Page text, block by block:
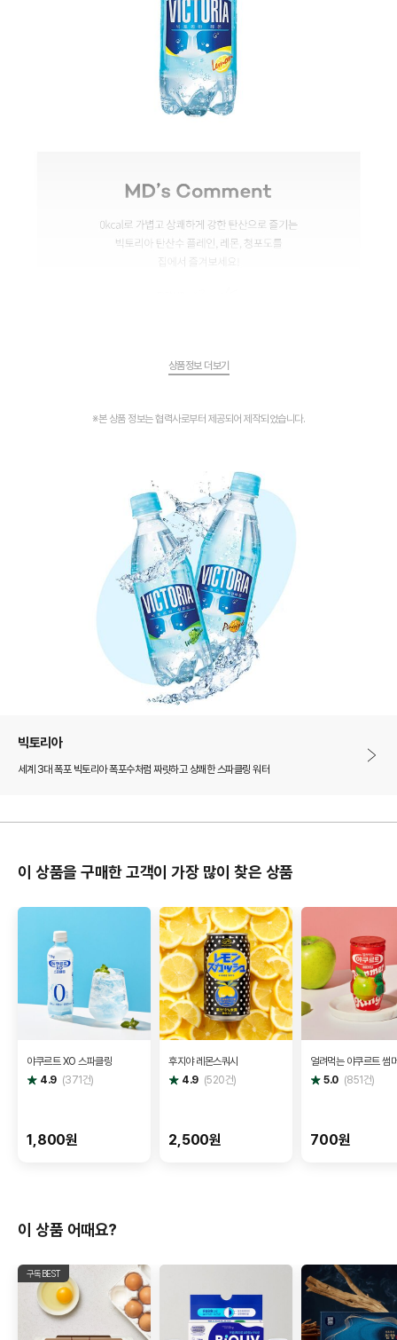
상품정보 더보기
※본 상품 정보는 협력사로부터 제공되어 제작되었습니다.
빅토리아
세계 3대 폭포 빅토리아 폭포수처럼 짜릿하고 상쾌한 스파클링 워터
이 상품을 구매한 고객이 가장 많이 찾은 상품
야쿠르트 XO 스파클링
별
점
4.9 (371건)
1,800원
후지야 레몬스쿼시
별
점
4.9 (520건)
2,500원
얼려먹는 야쿠르트 썸
별
점
5.0 (851건)
700원
이 상품 어때요?
구독BEST